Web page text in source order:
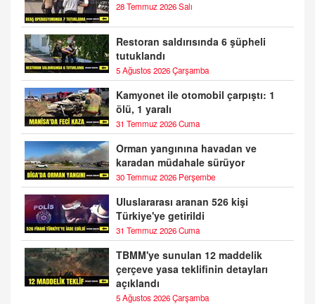
28 Temmuz 2026 Salı
Restoran saldırısında 6 şüpheli
tutuklandı
5 Ağustos 2026 Çarşamba
Kamyonet ile otomobil çarpıştı: 1
ölü, 1 yaralı
31 Temmuz 2026 Cuma
Orman yangınına havadan ve
karadan müdahale sürüyor
30 Temmuz 2026 Perşembe
Uluslararası aranan 526 kişi
Türkiye'ye getirildi
31 Temmuz 2026 Cuma
TBMM'ye sunulan 12 maddelik
çerçeve yasa teklifinin detayları
açıklandı
5 Ağustos 2026 Çarşamba